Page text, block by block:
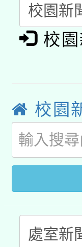
礎課
A3數
「
業技
用水
115
桃園
開
校園
校園